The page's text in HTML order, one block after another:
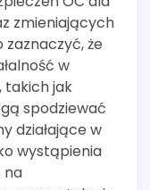
zmieniających
że
w
takich jak
spodziewać
działające w
wystąpienia
na